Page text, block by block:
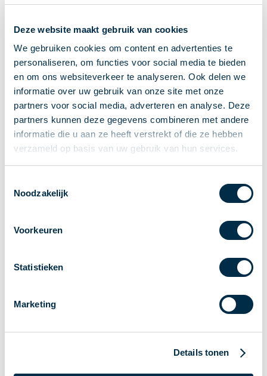
Deze website maakt gebruik van cookies
We gebruiken cookies om content en advertenties te
personaliseren, om functies voor social media te bieden
en om ons websiteverkeer te analyseren. Ook delen we
informatie over uw gebruik van onze site met onze
partners voor social media, adverteren en analyse. Deze
partners kunnen deze gegevens combineren met andere
informatie die u aan ze heeft verstrekt of die ze hebben
verzameld op basis van uw gebruik van hun services.
Noodzakelijk
Voorkeuren
Statistieken
Marketing
Details tonen
Onderling betalen
Overboeken
Bijzondere rekeningen en diensten
Standaarden in het betalingsverkeer
Feiten & Cijfers
Actueel
Betaaljournaal
Roadmap
Vereniging
Partners en stakeholders
Deelnemers in het betalingsverkeer